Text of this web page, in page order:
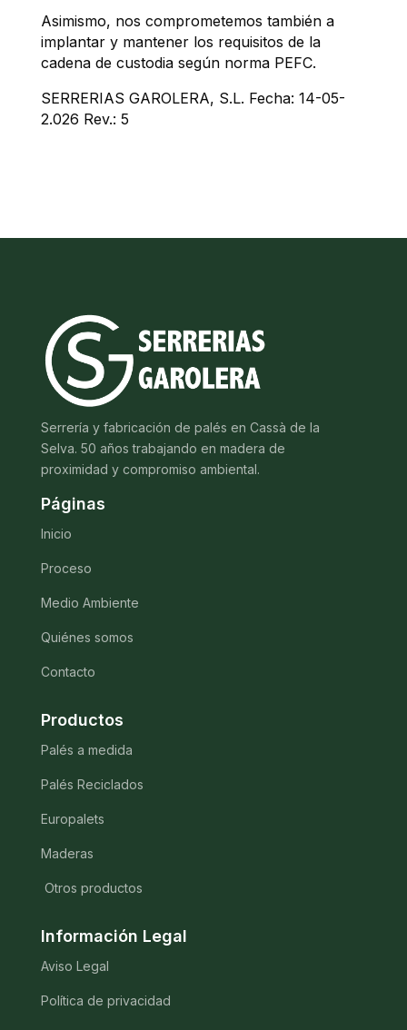
Asimismo, nos comprometemos también a
implantar y mantener los requisitos de la
cadena de custodia según norma PEFC.
SERRERIAS GAROLERA, S.L. Fecha: 14-05-
2.026 Rev.: 5
Serrería y fabricación de palés en Cassà de la
Selva. 50 años trabajando en madera de
proximidad y compromiso ambiental.
Páginas
Inicio
Proceso
Medio Ambiente
Quiénes somos
Contacto
Productos
Palés a medida
Palés Reciclados
Europalets
Maderas
Otros productos
Información Legal
Aviso Legal
Política de privacidad